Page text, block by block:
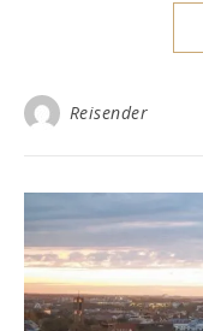
Reisender